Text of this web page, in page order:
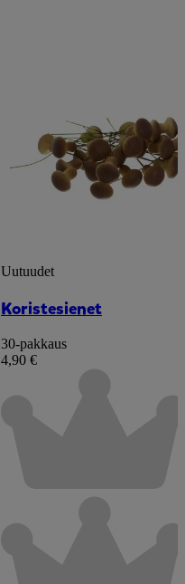
Uutuudet
Koristesienet
30-pakkaus
4,90 €